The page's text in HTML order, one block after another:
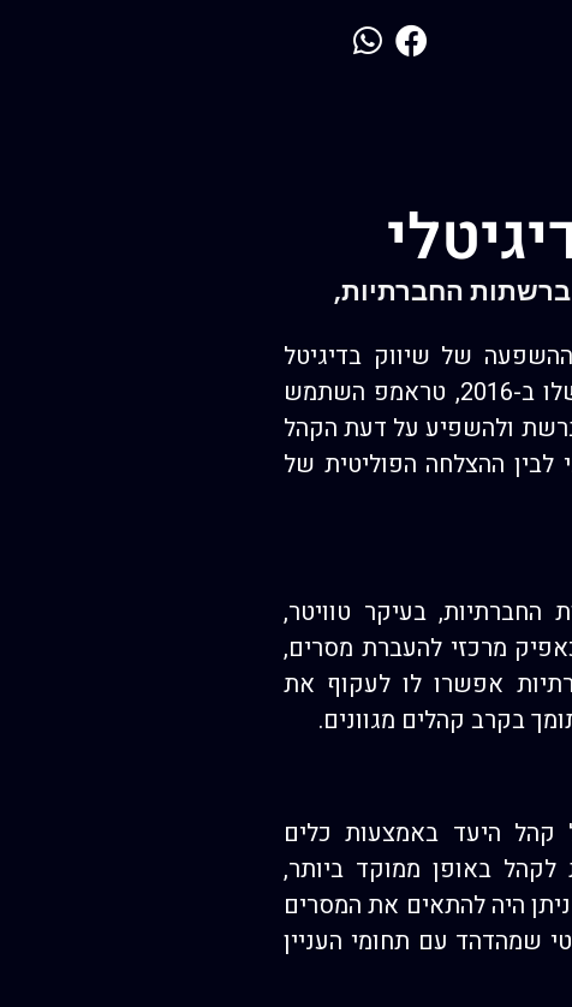
ברשתות החברתיות,
מחדש את הכוח וההשפעה של שיווק בדיגיטל
ובמדיות החברתיות בעידן הפוליטי המודרני. כמו במערכת הבחירות הקודמת שלו ב-2016, טראמפ השתמש
ברשת ולהשפיע על דעת הקהל
ההצלחה הפוליטית של
בעיקר טוויטר,
מרכזי להעברת מסרים,
אפשרו לו לעקוף את
בקרב קהלים מגוונים.
קהל היעד באמצעות כלים
לקהל באופן ממוקד ביותר,
היה להתאים את המסרים
שמהדהד עם תחומי העניין